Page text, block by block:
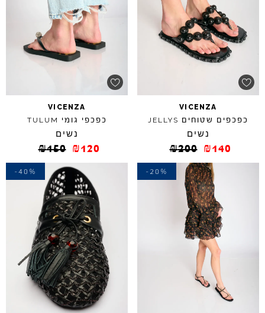
VICENZA
כפכפים שטוחים JELLYS
נשים
₪200 ₪140
VICENZA
כפכפי גומי TULUM
נשים
₪150 ₪120
-20%
-40%